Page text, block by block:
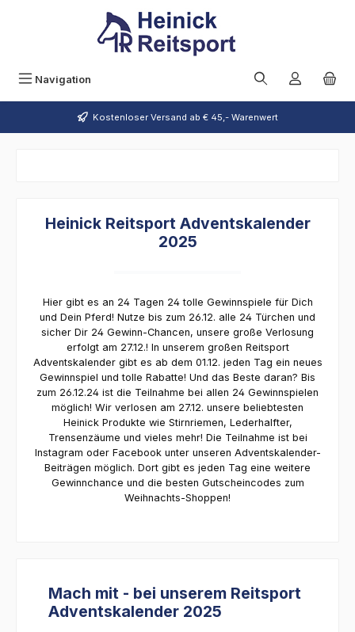
Zum Hauptinhalt springen
Navigation
Kostenloser Versand ab € 45,- Warenwert
Heinick Reitsport Adventskalender
2025
Hier gibt es an 24 Tagen 24 tolle Gewinnspiele für Dich
und Dein Pferd! Nutze bis zum 26.12. alle 24 Türchen und
sicher Dir 24 Gewinn-Chancen, unsere große Verlosung
erfolgt am 27.12.! In unserem großen Reitsport
Adventskalender gibt es ab dem 01.12. jeden Tag ein neues
Gewinnspiel und tolle Rabatte! Und das Beste daran? Bis
zum 26.12.24 ist die Teilnahme bei allen 24 Gewinnspielen
möglich! Wir verlosen am 27.12. unsere beliebtesten
Heinick Produkte wie Stirnriemen, Lederhalfter,
Trensenzäume und vieles mehr! Die Teilnahme ist bei
Instagram oder Facebook unter unseren Adventskalender-
Beiträgen möglich. Dort gibt es jeden Tag eine weitere
Gewinnchance und die besten Gutscheincodes zum
Weihnachts-Shoppen!
Mach mit - bei unserem Reitsport
Adventskalender 2025